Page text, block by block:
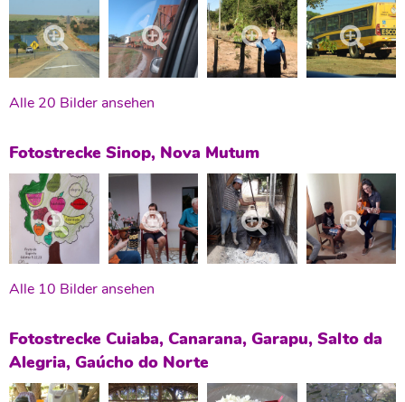
Alle 20 Bilder ansehen
Fotostrecke Sinop, Nova Mutum
Alle 10 Bilder ansehen
Fotostrecke Cuiaba, Canarana, Garapu, Salto da
Alegria, Gaúcho do Norte